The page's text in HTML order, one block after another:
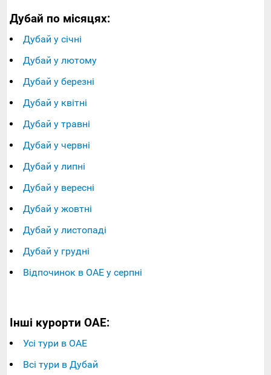
Дубай по місяцях:
Дубай у січні
Дубай у лютому
Дубай у березні
Дубай у квітні
Дубай у травні
Дубай у червні
Дубай у липні
Дубай у вересні
Дубай у жовтні
Дубай у листопаді
Дубай у грудні
Відпочинок в ОАЕ у серпні
Інші курорти ОАЕ:
Усі тури в ОАЕ
Всі тури в Дубай